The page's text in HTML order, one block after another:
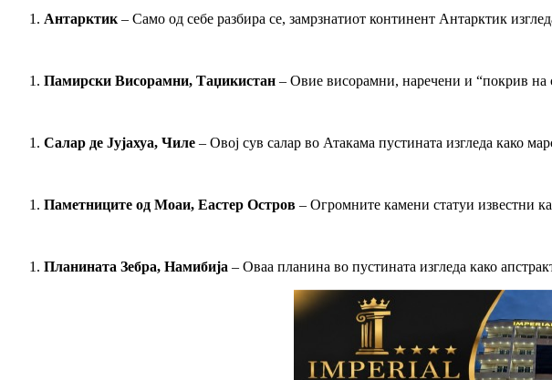
Антарктик – Само од себе разбира се, замрзнатиот континент Антарктик
Памирски Висорамни, Таџикистан – Овие висорамни, наречени и “покрив на
Салар де Јујахуа, Чиле – Овој сув салар во Атакама пустината изгледа како
Паметниците од Моаи, Еастер Остров – Огромните камени статуи известни
Планината Зебра, Намибија – Оваа планина во пустината изгледа како